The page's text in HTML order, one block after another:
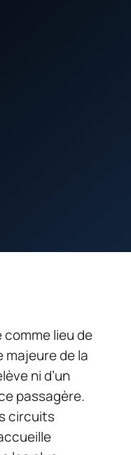
comme lieu de
majeure de la
ni d’un
passagère.
circuits